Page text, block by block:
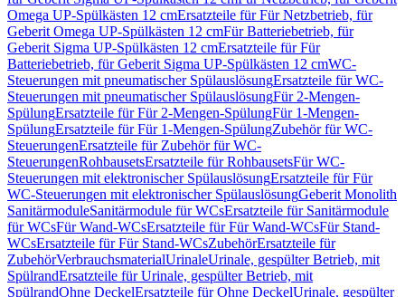
Omega UP-Spülkästen 12 cmErsatzteile für Für Netzbetrieb, für
Geberit Omega UP-Spülkästen 12 cmFür Batteriebetrieb, für
Geberit Sigma UP-Spülkästen 12 cmErsatzteile für Für
Batteriebetrieb, für Geberit Sigma UP-Spülkästen 12 cmWC-
Steuerungen mit pneumatischer SpülauslösungErsatzteile für WC-
Steuerungen mit pneumatischer SpülauslösungFür 2-Mengen-
SpülungErsatzteile für Für 2-Mengen-SpülungFür 1-Mengen-
SpülungErsatzteile für Für 1-Mengen-SpülungZubehör für WC-
SteuerungenErsatzteile für Zubehör für WC-
SteuerungenRohbausetsErsatzteile für RohbausetsFür WC-
Steuerungen mit elektronischer SpülauslösungErsatzteile für Für
WC-Steuerungen mit elektronischer SpülauslösungGeberit Monolith
SanitärmoduleSanitärmodule für WCsErsatzteile für Sanitärmodule
für WCsFür Wand-WCsErsatzteile für Für Wand-WCsFür Stand-
WCsErsatzteile für Für Stand-WCsZubehörErsatzteile für
ZubehörVerbrauchsmaterialUrinaleUrinale, gespülter Betrieb, mit
SpülrandErsatzteile für Urinale, gespülter Betrieb, mit
SpülrandOhne DeckelErsatzteile für Ohne DeckelUrinale, gespülter